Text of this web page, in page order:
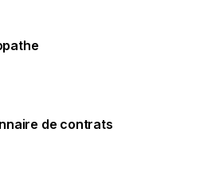
de contrats